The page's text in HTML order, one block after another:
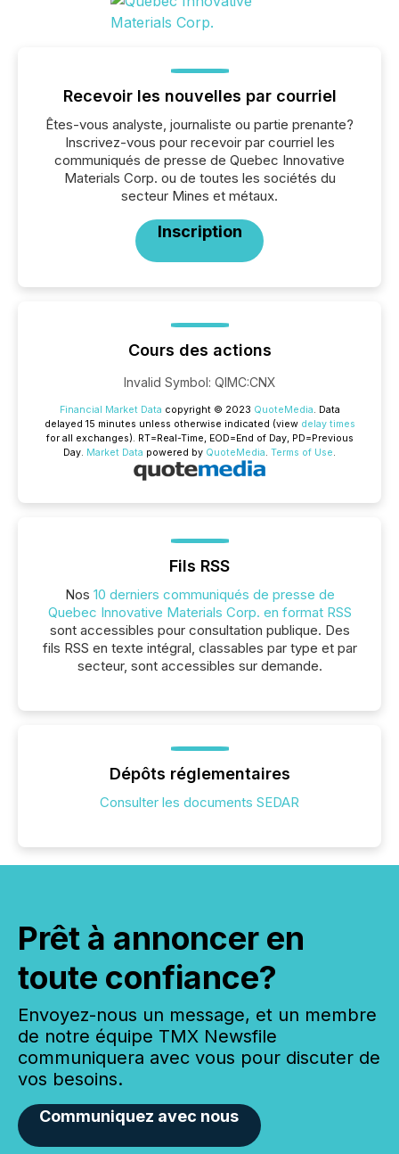
Recevoir les nouvelles par courriel
Êtes-vous analyste, journaliste ou partie prenante?
Inscrivez-vous pour recevoir par courriel les
communiqués de presse de Quebec Innovative
Materials Corp. ou de toutes les sociétés du
secteur Mines et métaux.
Inscription
Cours des actions
Invalid Symbol: QIMC:CNX
Financial Market Data copyright © 2023 QuoteMedia. Data
delayed 15 minutes unless otherwise indicated (view delay times
for all exchanges). RT=Real-Time, EOD=End of Day, PD=Previous
Day. Market Data powered by QuoteMedia. Terms of Use.
Fils RSS
Nos 10 derniers communiqués de presse de
Quebec Innovative Materials Corp. en format RSS
sont accessibles pour consultation publique. Des
fils RSS en texte intégral, classables par type et par
secteur, sont accessibles sur demande.
Dépôts réglementaires
Consulter les documents SEDAR
Prêt à annoncer en
toute confiance?
Envoyez-nous un message, et un membre
de notre équipe TMX Newsfile
communiquera avec vous pour discuter de
vos besoins.
Communiquez avec nous